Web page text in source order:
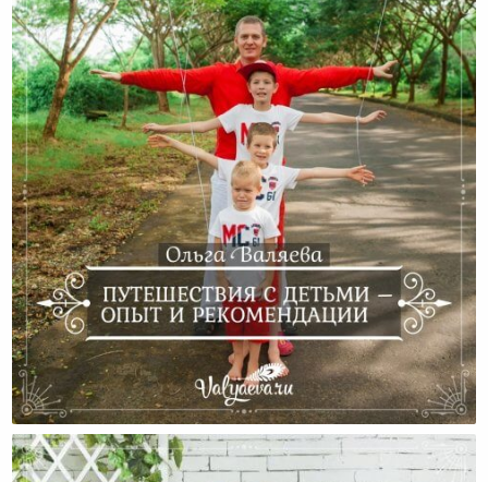
Путешествия С Детьми – Опыт И Рекомендации